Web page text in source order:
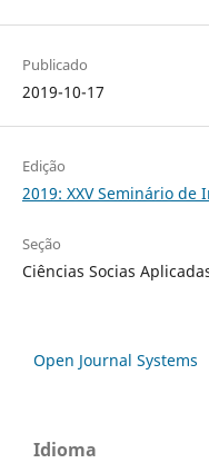
Publicado
2019-10-17
Edição
2019: XXV Seminário de
Seção
Ciências Socias
Open Journal Systems
Idioma